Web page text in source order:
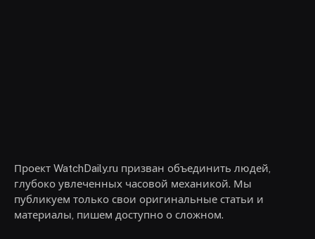
Проект WatchDaily.ru призван объединить людей,
глубоко увлеченных часовой механикой. Мы
публикуем только свои оригинальные статьи и
материалы, пишем доступно о сложном.